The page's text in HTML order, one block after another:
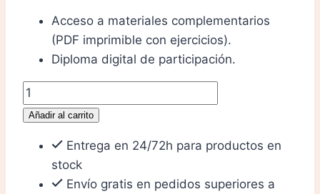
Acceso a materiales complementarios
(PDF imprimible con ejercicios).
Diploma digital de participación.
Masterclass
KIDS
Añadir al carrito
Entrega en 24/72h para productos en
stock
Envío gratis en pedidos superiores a